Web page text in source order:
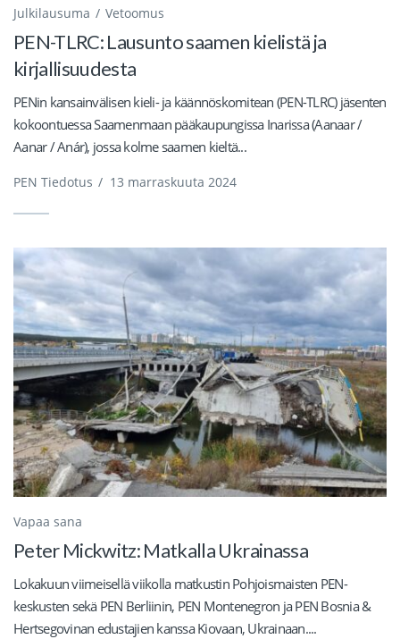
Julkilausuma Vetoomus
PEN-TLRC: Lausunto saamen kielistä ja
kirjallisuudesta
PENin kansainvälisen kieli- ja käännöskomitean (PEN-TLRC) jäsenten
kokoontuessa Saamenmaan pääkaupungissa Inarissa (Aanaar /
Aanar / Anár), jossa kolme saamen kieltä...
PEN Tiedotus / 13 marraskuuta 2024
Vapaa sana
Peter Mickwitz: Matkalla Ukrainassa
Lokakuun viimeisellä viikolla matkustin Pohjoismaisten PEN-
keskusten sekä PEN Berliinin, PEN Montenegron ja PEN Bosnia &
Hertsegovinan edustajien kanssa Kiovaan, Ukrainaan....